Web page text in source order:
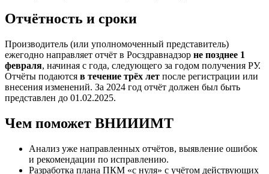
Отчётность и сроки
Производитель (или уполномоченный представитель)
ежегодно направляет отчёт в Росздравнадзор не позднее 1
февраля, начиная с года, следующего за годом получения РУ.
Отчёты подаются в течение трёх лет после регистрации или
внесения изменений. За 2024 год отчёт должен был быть
представлен до 01.02.2025.
Чем поможет ВНИИИМТ
Анализ уже направленных отчётов, выявление ошибок
и рекомендации по исправлению.
Разработка плана ПКМ «с нуля» с учётом действующих